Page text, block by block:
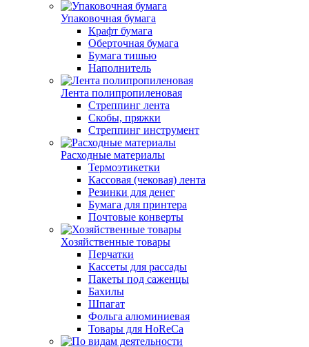
Упаковочная бумага
Крафт бумага
Оберточная бумага
Бумага тишью
Наполнитель
Лента полипропиленовая
Стреппинг лента
Скобы, пряжки
Стреппинг инструмент
Расходные материалы
Термоэтикетки
Кассовая (чековая) лента
Резинки для денег
Бумага для принтера
Почтовые конверты
Хозяйственные товары
Перчатки
Кассеты для рассады
Пакеты под саженцы
Бахилы
Шпагат
Фольга алюминиевая
Товары для HoReCa